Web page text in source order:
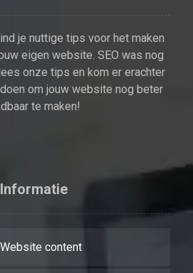
je nuttige tips voor het maken
eigen website. SEO was nog
onze tips en kom er erachter
om jouw website nog beter
te maken!
Informatie
Website content